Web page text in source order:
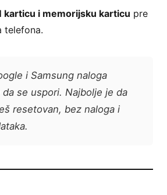
karticu i memorijsku karticu pre
telefona.
i Samsung naloga
se uspori. Najbolje je da
resetovan, bez naloga i